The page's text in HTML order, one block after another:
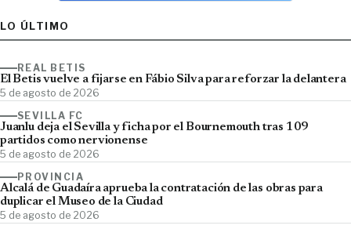
LO ÚLTIMO
REAL BETIS
El Betis vuelve a fijarse en Fábio Silva para reforzar la delantera
5 de agosto de 2026
SEVILLA FC
Juanlu deja el Sevilla y ficha por el Bournemouth tras 109
partidos como nervionense
5 de agosto de 2026
PROVINCIA
Alcalá de Guadaíra aprueba la contratación de las obras para
duplicar el Museo de la Ciudad
5 de agosto de 2026